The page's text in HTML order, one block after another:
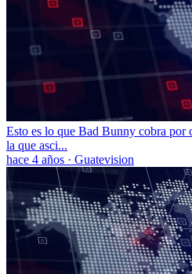
Esto es lo que Bad Bunny cobra por
la que asci...
hace 4 años · Guatevision